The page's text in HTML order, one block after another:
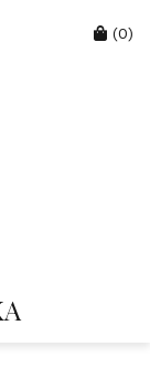
Cart
(0)